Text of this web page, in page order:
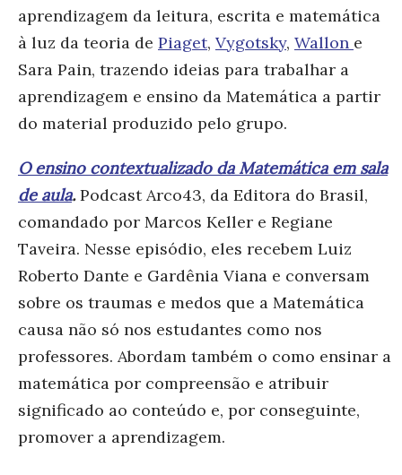
aprendizagem da leitura, escrita e matemática
à luz da teoria de Piaget, Vygotsky, Wallon e
Sara Pain, trazendo ideias para trabalhar a
aprendizagem e ensino da Matemática a partir
do material produzido pelo grupo.
O ensino contextualizado da Matemática em sala
de aula.Podcast Arco43, da Editora do Brasil,
comandado por Marcos Keller e Regiane
Taveira. Nesse episódio, eles recebem Luiz
Roberto Dante e Gardênia Viana e conversam
sobre os traumas e medos que a Matemática
causa não só nos estudantes como nos
professores. Abordam também o como ensinar a
matemática por compreensão e atribuir
significado ao conteúdo e, por conseguinte,
promover a aprendizagem.